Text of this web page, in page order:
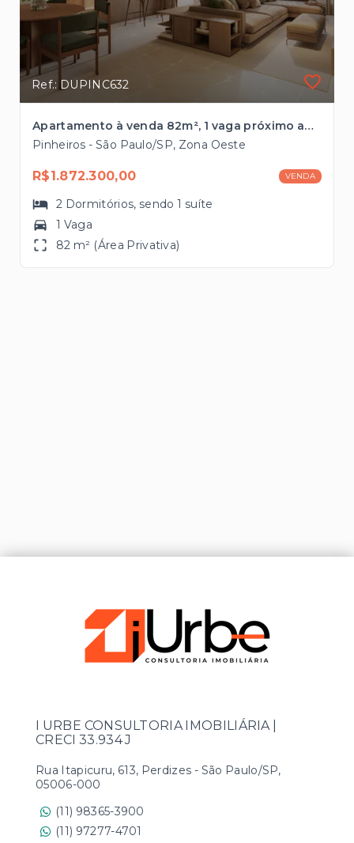
Ref.: DUPINC632
Apartamento à venda 82m², 1 vaga próximo ao Metrô Faria Lima
Pinheiros - São Paulo/SP, Zona Oeste
R$1.872.300,00 VENDA
2 Dormitórios, sendo1 suíte
1 Vaga
82 m² (Área Privativa)
I URBE CONSULTORIA IMOBILIÁRIA |
CRECI 33.934 J
Rua Itapicuru, 613, Perdizes - São Paulo/SP,
05006-000
(11) 98365-3900
(11) 97277-4701